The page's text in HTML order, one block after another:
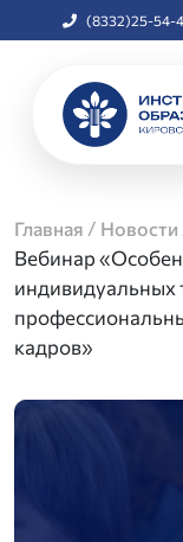
(8332)25-54-
Главная / Новости
Вебинар
индивидуальных
кадров»